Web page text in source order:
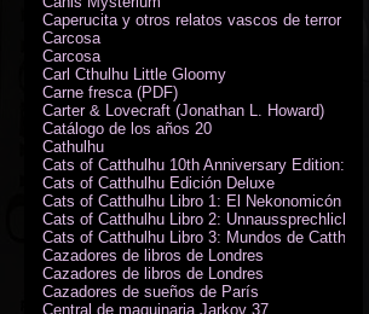
Caperucita y otros relatos vascos de terror (M.
Carcosa
Carcosa
Carl Cthulhu Little Gloomy
Carne fresca (PDF)
Carter & Lovecraft (Jonathan L. Howard)
Catálogo de los años 20
Cathulhu
Cats of Catthulhu 10th Anniversary Edition:
Cats of Catthulhu Edición Deluxe
Cats of Catthulhu Libro 1: El Nekonomicón
Cats of Catthulhu Libro 2: Unnaussprechlichen
Cats of Catthulhu Libro 3: Mundos de Catthulhu
Cazadores de libros de Londres
Cazadores de libros de Londres
Cazadores de sueños de París
Central de maquinaria Jarkov 37